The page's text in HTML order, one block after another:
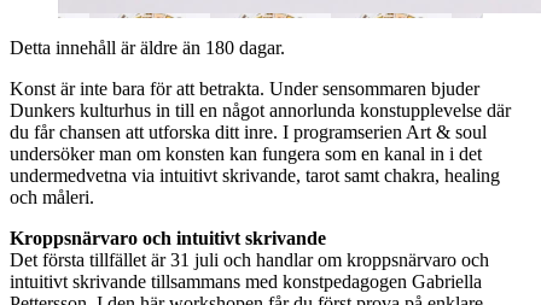
Detta innehåll är äldre än 180 dagar.
Konst är inte bara för att betrakta. Under sensommaren bjuder
Dunkers kulturhus in till en något annorlunda konstupplevelse där
du får chansen att utforska ditt inre. I programserien Art & soul
undersöker man om konsten kan fungera som en kanal in i det
undermedvetna via intuitivt skrivande, tarot samt chakra, healing
och måleri.
Kroppsnärvaro och intuitivt skrivande
Det första tillfället är 31 juli och handlar om kroppsnärvaro och
intuitivt skrivande tillsammans med konstpedagogen Gabriella